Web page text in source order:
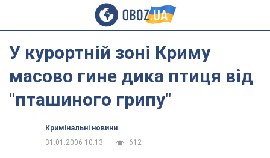
У курортній зоні Криму
масово гине дика птиця від
"пташиного грипу"
Кримінальні новини
31.01.2006 10:13
612